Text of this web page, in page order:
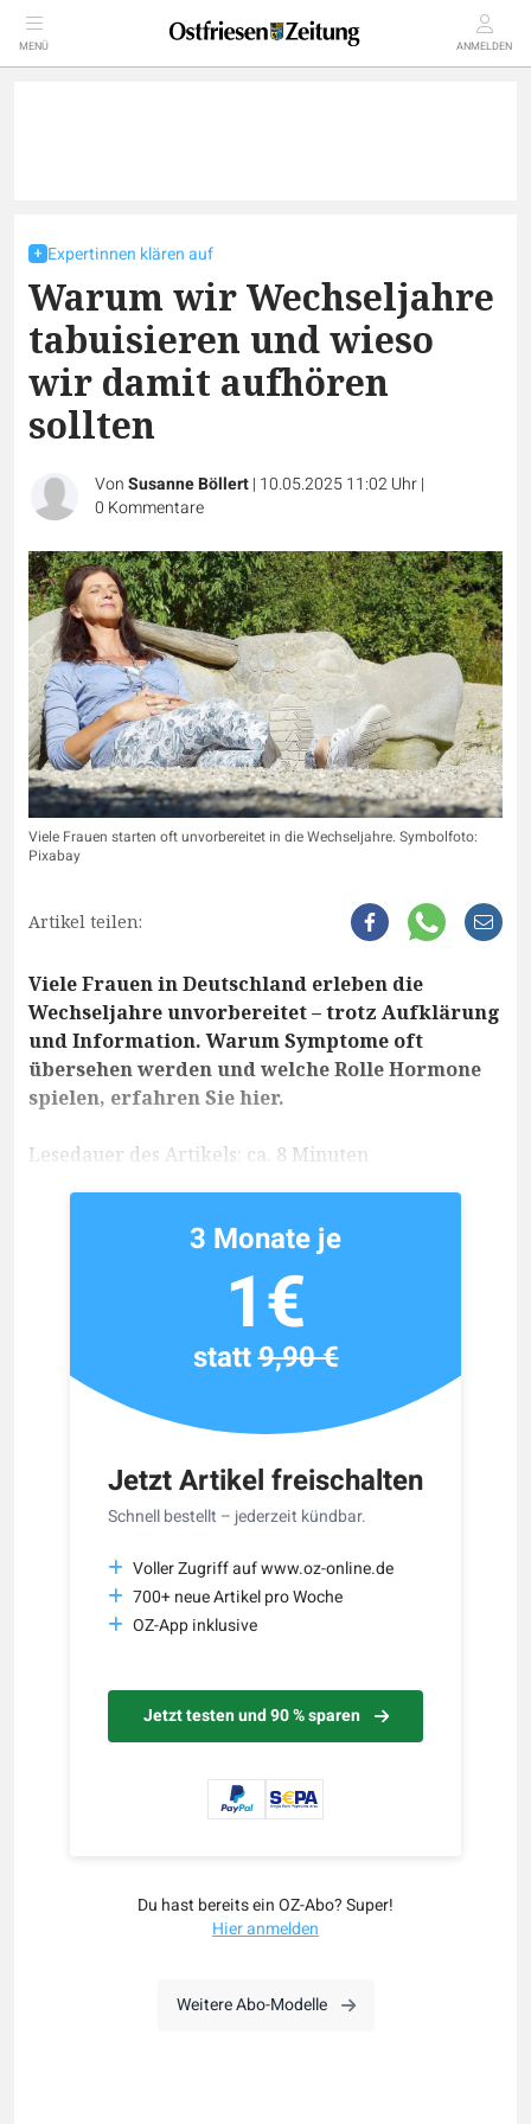
MENÜ ANMELDEN
Expertinnen klären auf
Warum wir Wechseljahre
tabuisieren und wieso
wir damit aufhören
sollten
VonSusanne Böllert| 10.05.2025 11:02 Uhr|
0 Kommentare
Viele Frauen starten oft unvorbereitet in die Wechseljahre. Symbolfoto:
Pixabay
Artikel teilen:
Viele Frauen in Deutschland erleben die
Wechseljahre unvorbereitet – trotz Aufklärung
und Information. Warum Symptome oft
übersehen werden und welche Rolle Hormone
spielen, erfahren Sie hier.
Lesedauer des Artikels: ca. 8 Minuten
Jetzt Artikel freischalten
Schnell bestellt – jederzeit kündbar.
Voller Zugriff auf www.oz-online.de
700+ neue Artikel pro Woche
OZ-App inklusive
Jetzt testen und 90 % sparen
3 Monate je
1€
statt9,90 €
Du hast bereits ein OZ-Abo? Super!
Hier anmelden
Weitere Abo-Modelle